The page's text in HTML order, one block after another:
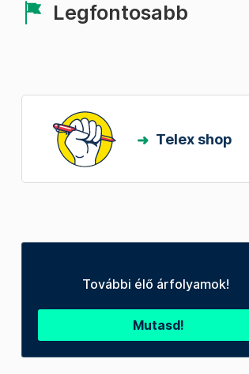
Legfontosabb
Telex shop
További élő árfolyamok!
Mutasd!